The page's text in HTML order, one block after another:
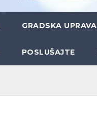
GRADSKA UPRAVA
POSLUŠAJTE